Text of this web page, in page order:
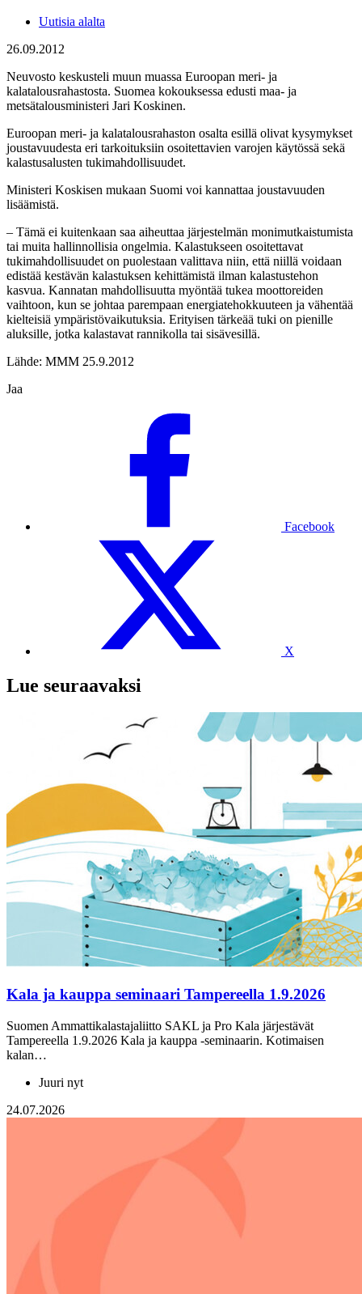
Uutisia alalta
26.09.2012
Neuvosto keskusteli muun muassa Euroopan meri- ja
kalatalousrahastosta. Suomea kokouksessa edusti maa- ja
metsätalousministeri Jari Koskinen.
Euroopan meri- ja kalatalousrahaston osalta esillä olivat kysymykset
joustavuudesta eri tarkoituksiin osoitettavien varojen käytössä sekä
kalastusalusten tukimahdollisuudet.
Ministeri Koskisen mukaan Suomi voi kannattaa joustavuuden
lisäämistä.
– Tämä ei kuitenkaan saa aiheuttaa järjestelmän monimutkaistumista
tai muita hallinnollisia ongelmia. Kalastukseen osoitettavat
tukimahdollisuudet on puolestaan valittava niin, että niillä voidaan
edistää kestävän kalastuksen kehittämistä ilman kalastustehon
kasvua. Kannatan mahdollisuutta myöntää tukea moottoreiden
vaihtoon, kun se johtaa parempaan energiatehokkuuteen ja vähentää
kielteisiä ympäristövaikutuksia. Erityisen tärkeää tuki on pienille
aluksille, jotka kalastavat rannikolla tai sisävesillä.
Lähde: MMM 25.9.2012
Jaa
Facebook
X
Lue seuraavaksi
Kala ja kauppa seminaari Tampereella 1.9.2026
Suomen Ammattikalastajaliitto SAKL ja Pro Kala järjestävät
Tampereella 1.9.2026 Kala ja kauppa -seminaarin. Kotimaisen
kalan…
Juuri nyt
24.07.2026